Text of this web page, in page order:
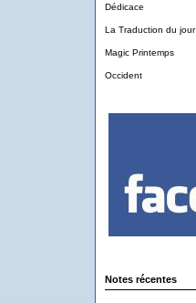
Dédicace
La Traduction du jour
Magic Printemps
Occident
Notes récentes